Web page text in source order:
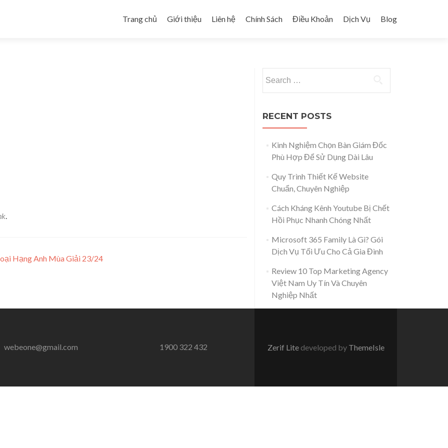
Trang chủ
Giới thiệu Liên hệ Chính Sách Điều Khoản Dịch Vụ Blog
.
Hạng Anh Mùa Giải 23/24
RECENT POSTS
Kinh Nghiệm Chọn Bàn Giám Đốc
Phù Hợp Để Sử Dụng Dài Lâu
Quy Trình Thiết Kế Website
Chuẩn, Chuyên Nghiệp
Cách Kháng Kênh Youtube Bị Chết
Hồi Phục Nhanh Chóng Nhất
Microsoft 365 Family Là Gì? Gói
Dịch Vụ Tối Ưu Cho Cả Gia Đình
Review 10 Top Marketing Agency
Việt Nam Uy Tín Và Chuyên
Nghiệp Nhất
webeone@gmail.com 1900 322 432 Zerif Lite developed by ThemeIsle